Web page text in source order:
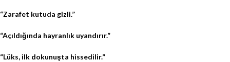
“Zarafet kutuda gizli.”
“Açıldığında hayranlık uyandırır.”
“Lüks, ilk dokunuşta hissedilir.”